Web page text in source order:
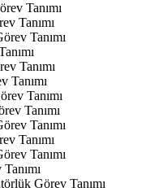
Tanımı
Tanımı
Tanımı
Tanımı
Tanımı
Tanımı
Tanımı
Tanımı
Tanımı
Tanımı
Görev Tanımı